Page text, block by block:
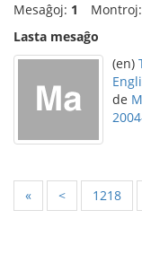
Mesaĝoj: 1 Montroj:
Lasta mesaĝo
(en)
de
« < 1218